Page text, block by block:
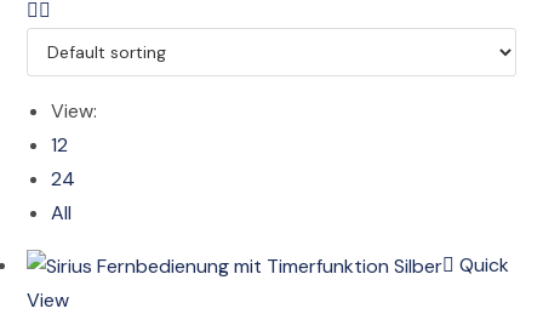
View:
12
24
All
Quick
View